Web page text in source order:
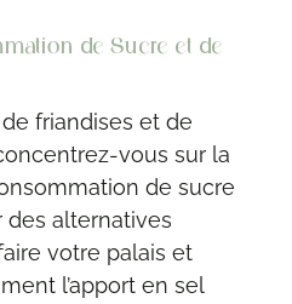
de Sucre et de
friandises et de
vous sur la
de sucre
des alternatives
votre palais et
l’apport en sel